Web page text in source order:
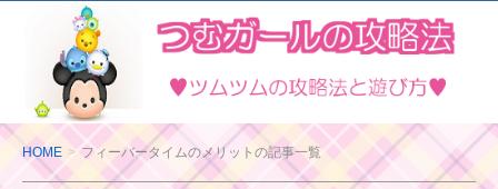
ム
ツ
ム
の
攻
HOME フィーバータイムのメリットの記事一覧